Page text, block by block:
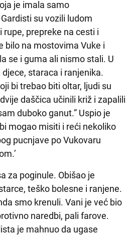
je imala samo
su vozili ludom
prepreke na cesti i
bilo na mostovima Vuke i
se i guma ali nismo stali. U
staraca i ranjenika.
bi trebao biti oltar, ljudi su
daščica učinili križ i zapalili
duboko ganut.” Uspio je
mogao misiti i reći nekoliko
pucnjave po Vukovaru
za poginule. Obišao je
teško bolesne i ranjene.
smo krenuli. Vani je već bio
naredbi, pali farove.
je mahnuo da ugase